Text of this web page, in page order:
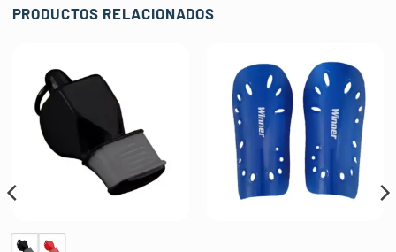
PRODUCTOS RELACIONADOS